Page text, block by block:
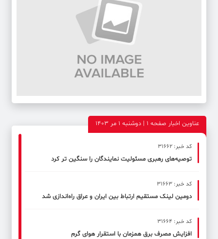
عناوین اخبار صفحه ۱ | دوشنبه 1 مر 1403
کد خبر: 31662
توصیه‌های رهبری مسئولیت نمایندگان را سنگین تر کرد
کد خبر: 31663
دومین لینک مستقیم ارتباط بین ایران و عراق راه‌اندازی شد
کد خبر: 31664
افزایش مصرف برق همزمان با استقرار هوای گرم